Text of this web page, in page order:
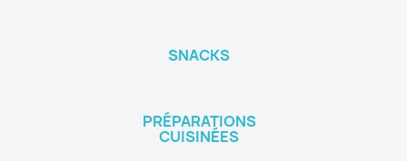
SNACKS
PRÉPARATIONS
CUISINÉES